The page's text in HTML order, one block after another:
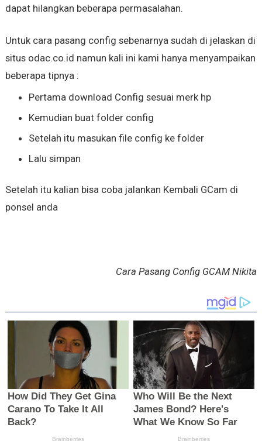
dapat hilangkan beberapa permasalahan.
Untuk cara pasang config sebenarnya sudah di jelaskan di
situs odac.co.id namun kali ini kami hanya menyampaikan
beberapa tipnya :
Pertama download Config sesuai merk hp
Kemudian buat folder config
Setelah itu masukan file config ke folder
Lalu simpan
Setelah itu kalian bisa coba jalankan Kembali GCam di
ponsel anda
Cara Pasang Config GCAM Nikita